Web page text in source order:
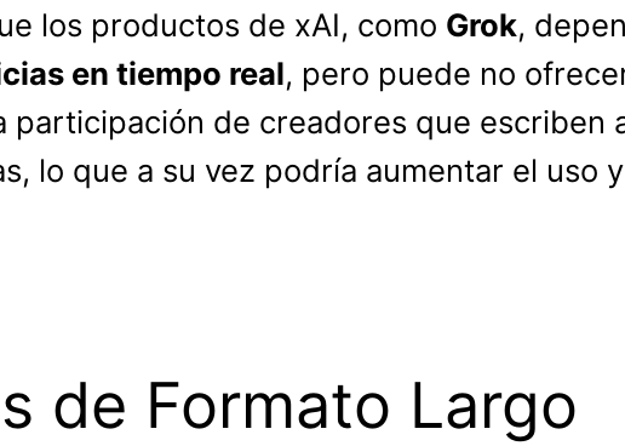
los productos de xAI, como Grok,
en tiempo real, pero puede no
participación de creadores que escriben
lo que a su vez podría aumentar el uso y
de Formato Largo